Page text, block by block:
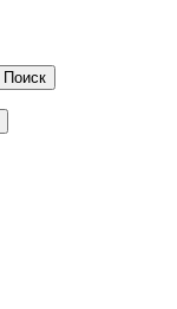
Поиск